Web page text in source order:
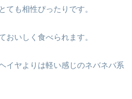
ても相性ぴったりです。
おいしく食べられます。
イヤよりは軽い感じのネバネバ系